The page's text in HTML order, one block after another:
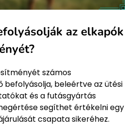
az elkapók
számos
befolyásolja, beleértve az ütési
és a futásgyártás
segíthet értékelni egy
csapata sikeréhez.